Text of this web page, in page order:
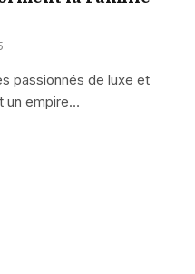
passionnés de luxe et
un empire…